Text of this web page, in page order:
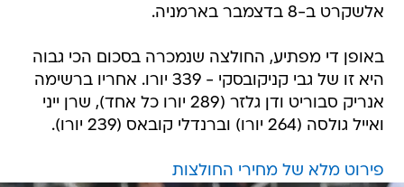
אלשקרט ב-8 בדצמבר בארמניה.
באופן די מפתיע, החולצה שנמכרה בסכום הכי גבוה
היא זו של גבי קניקובסקי - 339 יורו. אחריו ברשימה
אנריק סבוריט ודן גלזר (289 יורו כל אחד), שרן ייני
ואייל גולסה (264 יורו) וברנדלי קובאס (239 יורו).
פירוט מלא של מחירי החולצות